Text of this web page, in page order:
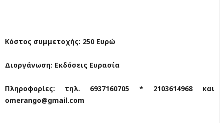
Κόστος συμμετοχής: 250 Ευρώ
Διοργάνωση: Εκδόσεις Ευρασία
Πληροφορίες: τηλ. 6937160705 * 2103614968 και
omerango@gmail.com